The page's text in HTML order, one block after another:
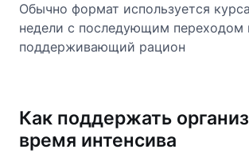
Обычно формат используется
недели с последующим переходом
поддерживающий рацион
Как поддержать
время интенсива